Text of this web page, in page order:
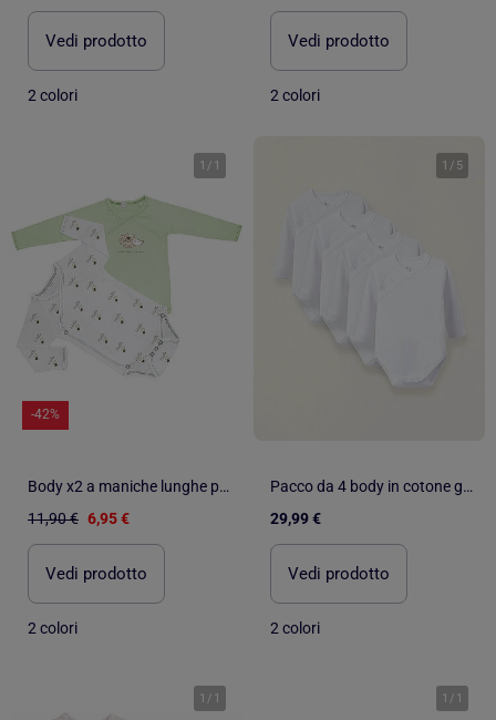
Vedi prodotto
2 colori
Vedi prodotto
2 colori
1 / 1
-42%
Body x2 a maniche lunghe per neonati Les Chatounets "HERI
11,90 € 6,95 €
Vedi prodotto
2 colori
1 / 5
Pacco da 4 body in cotone garzato
29,99 €
Vedi prodotto
2 colori
1 / 1 1 / 1